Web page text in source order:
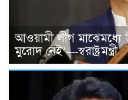
আওয়ামী লীগ মাঝেমধ্যে
মুরোদ নেই’—স্বরাষ্ট্রমন্ত্রী